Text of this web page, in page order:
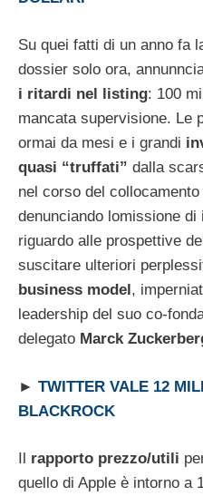
Su quei fatti di un anno fa
dossier solo ora,
i ritardi nel listing: 100
mancata supervisione. Le
ormai da mesi e i grandi
quasi “truffati” dalla
nel corso del
denunciando lomissione
riguardo alle prospettive
suscitare ulteriori
business model ,
leadership del suo co-
delegato Marck
► TWITTER VALE 12
BLACKROCK
rapporto prezzo/utili
quello di Apple è intorno a